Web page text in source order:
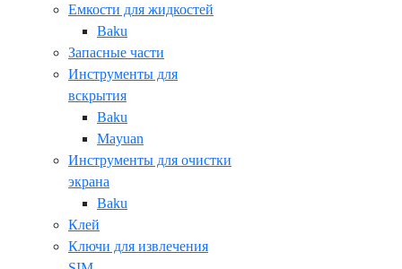
Емкости для жидкостей
Baku
Запасные части
Инструменты для
вскрытия
Baku
Mayuan
Инструменты для очистки
экрана
Baku
Клей
Ключи для извлечения